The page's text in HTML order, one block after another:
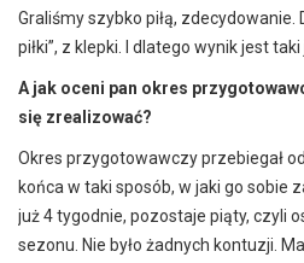
Graliśmy szybko piłą, zdecydowanie.
piłki”, z klepki. I dlatego wynik jest
A jak oceni pan okres
się zrealizować?
Okres przygotowawczy przebiegał
końca w taki sposób, w jaki go sobie
już 4 tygodnie, pozostaje piąty, czyli
sezonu. Nie było żadnych kontuzji.